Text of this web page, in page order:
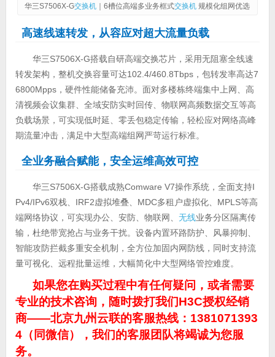
华三S7506X-G交换机 ｜6槽位高端多业务框式交换机 规模化组网优选
高速线速转发，从容应对超大流量负载
华三S7506X-G搭载自研高端交换芯片，采用无阻塞全线速
转发架构，整机交换容量可达102.4/460.8Tbps，包转发率高达7
6800Mpps，硬件性能储备充沛。面对多楼栋终端集中上网、高
清视频会议集群、全域安防实时回传、物联网高频数据交互等高
负载场景，可实现低时延、零丢包稳定传输，轻松应对网络高峰
期流量冲击，满足中大型高端组网严苛运行标准。
全业务融合赋能，安全运维高效可控
华三S7506X-G搭载成熟Comware V7操作系统，全面支持I
Pv4/IPv6双栈、IRF2虚拟堆叠、MDC多租户虚拟化、MPLS等高
端网络协议，可实现办公、安防、物联网、 无线业务分区隔离传
输，杜绝带宽抢占与业务干扰。设备内置环路防护、风暴抑制、
智能攻防拦截多重安全机制，全方位加固内网防线，同时支持流
量可视化、远程批量运维，大幅简化中大型网络管控难度。
如果您在购买过程中有任何疑问，或者需要
专业的技术咨询，随时拨打我们H3C授权经销
商——北京九州云联的客服热线：1381071393
4（同微信），我们的客服团队将竭诚为您服
务。